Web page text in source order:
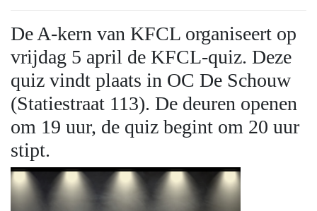
De A-kern van KFCL organiseert op
vrijdag 5 april de KFCL-quiz. Deze
quiz vindt plaats in OC De Schouw
(Statiestraat 113). De deuren openen
om 19 uur, de quiz begint om 20 uur
stipt.